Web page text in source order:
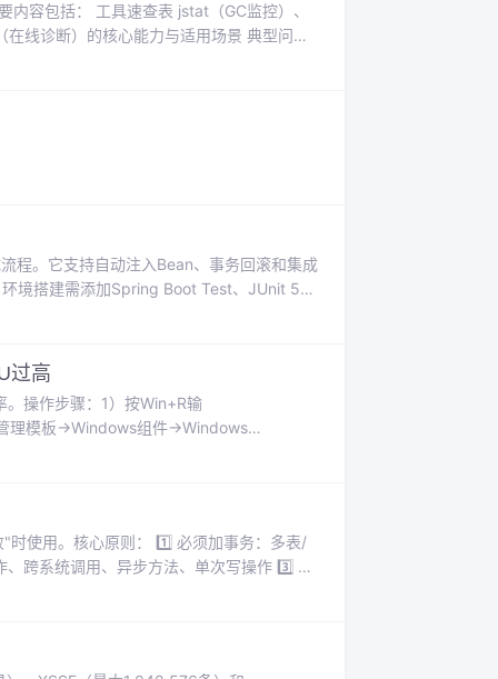
容包括： 工具速查表 jstat（GC监控）、
线诊断）的核心能力与适用场景 典型问题
程。它支持自动注入Bean、事务回滚和集成
境搭建需添加Spring Boot Test、JUnit 5、
过高
操作步骤：1）按Win+R输
理模板→Windows组件→Windows
时使用。核心原则： 1️⃣ 必须加事务：多表/
跨系统调用、异步方法、单次写操作 3️⃣ 最